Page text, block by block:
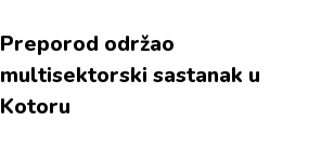
Preporod održao
multisektorski sastanak u
Kotoru